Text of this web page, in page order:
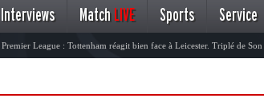
Interviews Match LIVE Sports Service
Premier League : Tottenham réagit bien face à Leicester. Triplé de Son